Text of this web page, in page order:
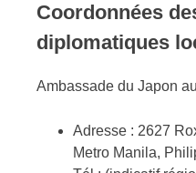
Coordonnées
diplomatiques
Ambassade du Japon
Adresse : 2627
Metro Manila,